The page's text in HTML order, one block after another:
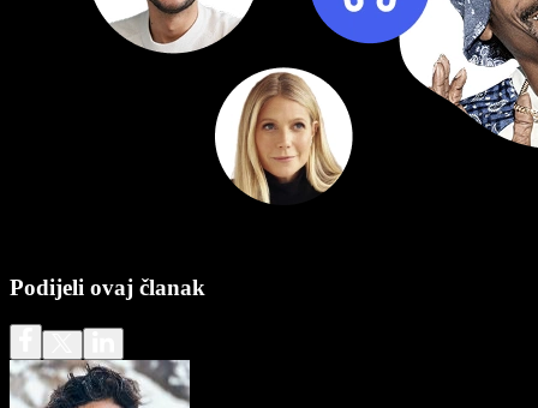
Podijeli ovaj članak